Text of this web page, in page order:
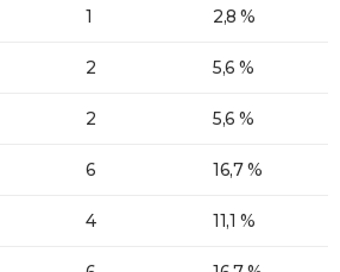
1 2,8 %
2 5,6 %
2 5,6 %
6 16,7 %
4 11,1 %